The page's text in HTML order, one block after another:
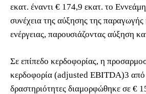
εκατ. έναντι € 174,9 εκατ. το
συνέχεια της αύξησης της
ενέργειας, παρουσιάζοντας αύξηση
Σε επίπεδο κερδοφορίας, η
κερδοφορία (adjusted EBITDA)3 από
δραστηριότητες διαμορφώθηκε σε €